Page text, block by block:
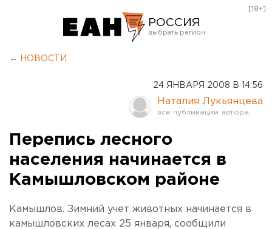
РОССИЯ
Оренбург
[18+]
← НОВОСТИ
24 ЯНВАРЯ 2008 В 14:56
Наталия Лукьянцева
Перепись лесного
населения начинается в
Камышловском районе
Камышлов. Зимний учет животных начинается в
камышловских лесах 25 января, сообщили